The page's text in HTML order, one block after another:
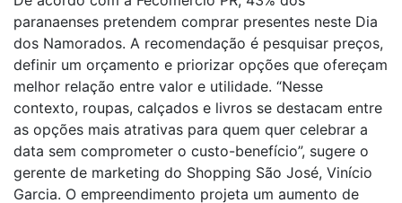
paranaenses pretendem comprar presentes neste Dia
dos Namorados. A recomendação é pesquisar preços,
definir um orçamento e priorizar opções que ofereçam
melhor relação entre valor e utilidade. “Nesse
contexto, roupas, calçados e livros se destacam entre
as opções mais atrativas para quem quer celebrar a
data sem comprometer o custo-benefício”, sugere o
gerente de marketing do Shopping São José, Vinício
Garcia. O empreendimento projeta um aumento de